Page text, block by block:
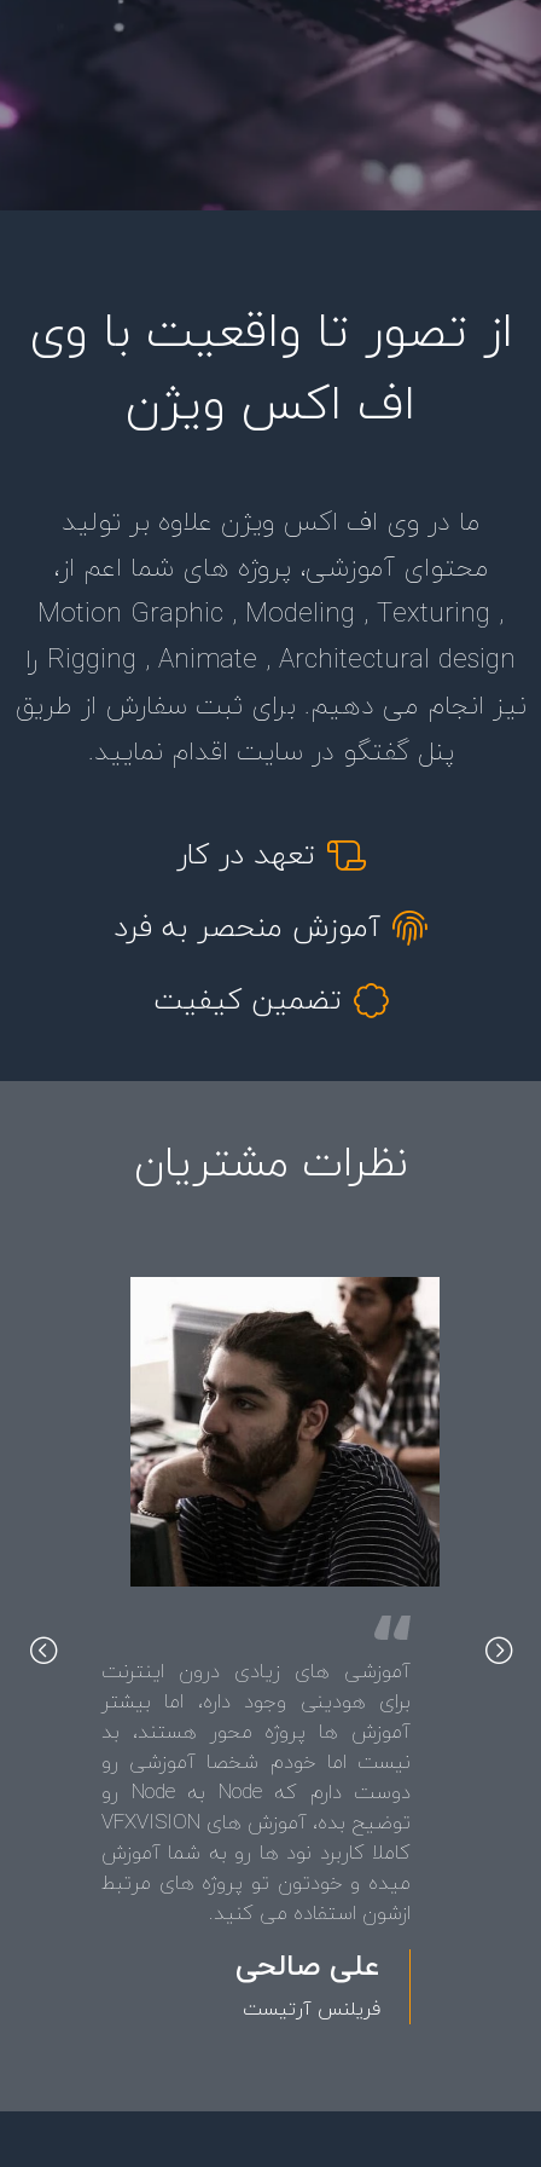
از تصور تا واقعیت با وی
اف اکس ویژن
ما در وی اف اکس ویژن علاوه بر تولید
محتوای آموزشی، پروژه های شما اعم از،
Motion Graphic , Modeling , Texturing ,
Rigging , Animate , Architectural design را
نیز انجام می دهیم. برای ثبت سفارش از طریق
پنل گفتگو در سایت اقدام نمایید.
تعهد در کار
آموزش منحصر به فرد
تضمین کیفیت
نظرات مشتریان
آموزشی های زیادی درون اینترنت
برای هودینی وجود داره، اما بیشتر
آموزش ها پروژه محور هستند، بد
نیست اما خودم شخصا آموزشی رو
دوست دارم که Node به Node رو
توضیح بده، آموزش های VFXVISION
کاملا کاربرد نود ها رو به شما آموزش
میده و خودتون تو پروژه های مرتبط
ازشون استفاده می کنید.
علی صالحی
فریلنس آرتیست